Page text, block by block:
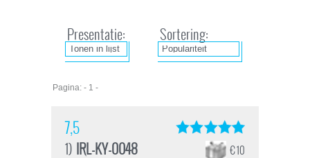
Presentatie: Sortering:
Pagina: - 1 -
7,5
1) IRL-KY-0048 € 10